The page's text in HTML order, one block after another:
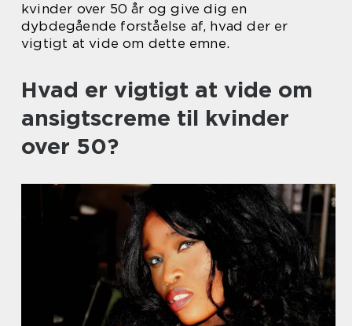
kvinder over 50 år og give dig en
dybdegående forståelse af, hvad der er
vigtigt at vide om dette emne.
Hvad er vigtigt at vide om
ansigtscreme til kvinder
over 50?